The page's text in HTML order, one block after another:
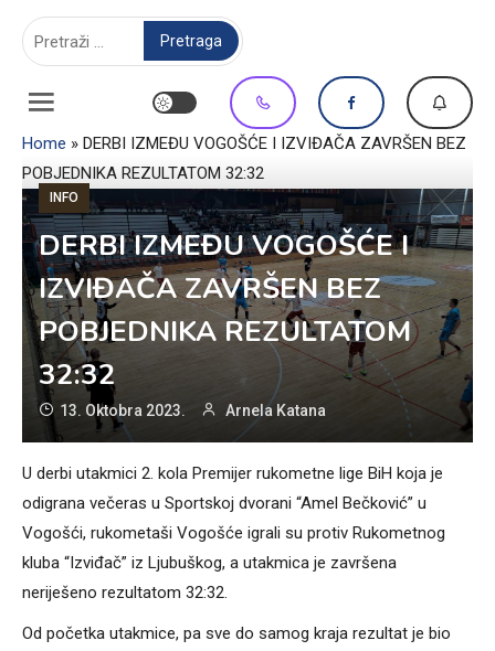
Home » DERBI IZMEĐU VOGOŠĆE I IZVIĐAČA ZAVRŠEN BEZ
POBJEDNIKA REZULTATOM 32:32
INFO
DERBI IZMEĐU VOGOŠĆE I
IZVIĐAČA ZAVRŠEN BEZ
POBJEDNIKA REZULTATOM
32:32
13. Oktobra 2023. Arnela Katana
U derbi utakmici 2. kola Premijer rukometne lige BiH koja je
odigrana večeras u Sportskoj dvorani “Amel Bečković” u
Vogošći, rukometaši Vogošće igrali su protiv Rukometnog
kluba “Izviđač” iz Ljubuškog, a utakmica je završena
neriješeno rezultatom 32:32.
Od početka utakmice, pa sve do samog kraja rezultat je bio